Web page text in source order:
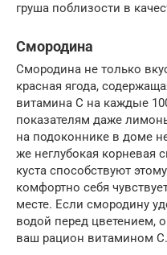
груша поблизости в
Смородина
Смородина не только
красная ягода,
витамина С на каждые
показателям даже
на подоконнике в доме
же неглубокая корневая
куста способствуют
комфортно себя
месте. Если смородину
водой перед цветением,
ваш рацион витамином С.